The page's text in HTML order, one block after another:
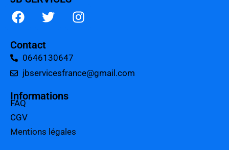
Contact
0646130647
jbservicesfrance@gmail.com
Informations
FAQ
CGV
Mentions légales